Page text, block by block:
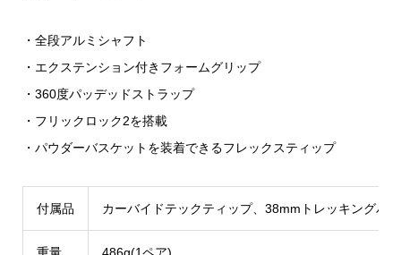
・全段アルミシャフト
・エクステンション付きフォームグリップ
・360度パッデッドストラップ
・フリックロック2を搭載
・パウダーバスケットを装着できるフレックスティップ
付属品 カーバイドテックティップ、38mmトレッキングバ